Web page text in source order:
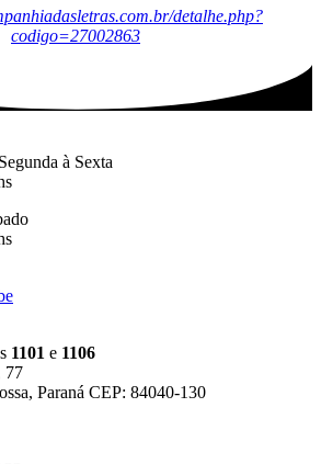
detalhe.php?
codigo=27002863
à Sexta
1101 e 1106
77
Paraná CEP: 84040-130